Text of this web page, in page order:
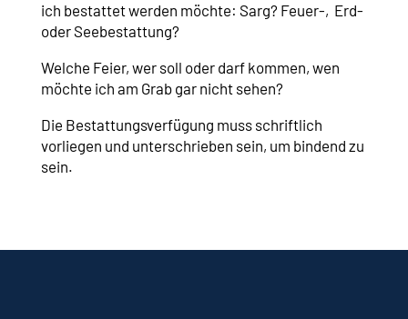
ich bestattet werden möchte: Sarg? Feuer-, Erd-
oder Seebestattung?
Welche Feier, wer soll oder darf kommen, wen
möchte ich am Grab gar nicht sehen?
Die Bestattungsverfügung muss schriftlich
vorliegen und unterschrieben sein, um bindend zu
sein.